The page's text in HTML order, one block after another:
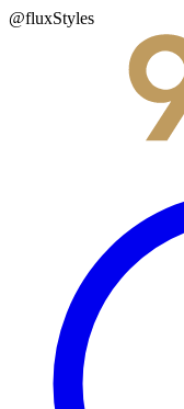
@fluxStyles